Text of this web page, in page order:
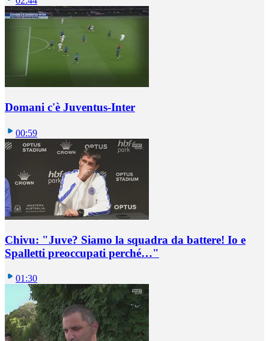
Domani c'è Juventus-Inter
00:59
Chivu: "Juve? Siamo la squadra da battere! Io e
Spalletti preoccupati perché…"
01:30